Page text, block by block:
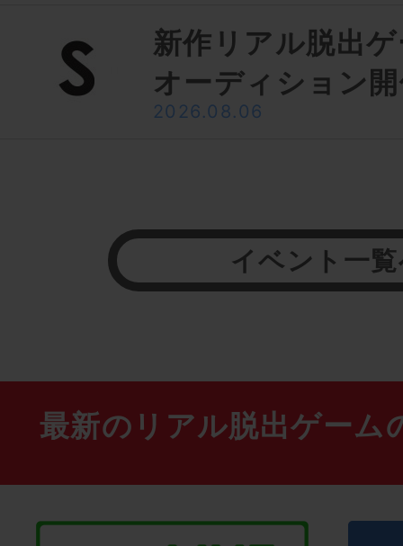
新作リアル脱出
オーディション
2026.08.06
イベント一
最新のリアル脱出ゲーム